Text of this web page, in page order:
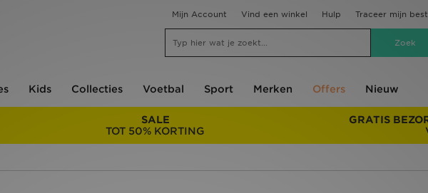
Mijn Account Vind een winkel Hulp Traceer mijn
Kids Collecties Voetbal Sport Merken Offers Nieuw
SALE
TOT 50% KORTING
GRATIS